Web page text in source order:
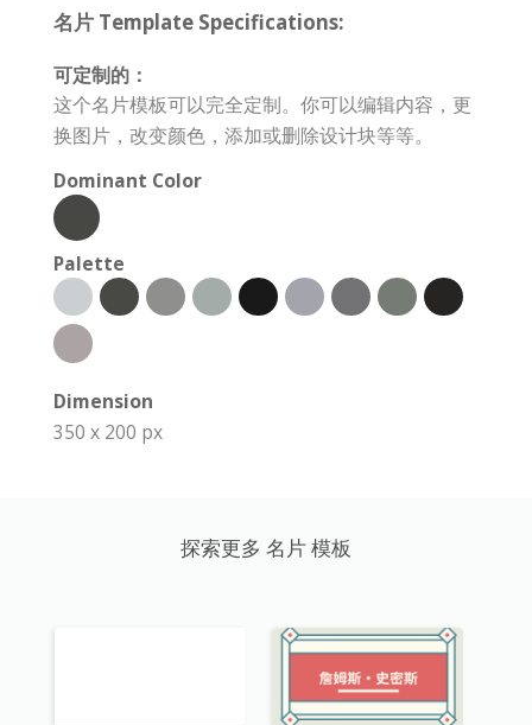
名片 Template Specifications:
可定制的：
这个名片模板可以完全定制。你可以编辑内容，更
换图片，改变颜色，添加或删除设计块等等。
Dominant Color
Palette
Dimension
350 x 200 px
探索更多 名片 模板